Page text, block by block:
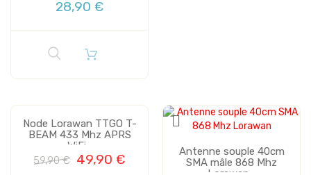
28,90 €
Node Lorawan TTGO T-
BEAM 433 Mhz APRS
WiFi...
59,90 € 49,90 €
Antenne souple 40cm
SMA mâle 868 Mhz